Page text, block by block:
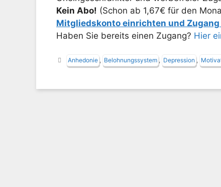
Kein Abo! (Schon ab 1,67€ für den
Mitgliedskonto einrichten und Zugang
Haben Sie bereits einen Zugang? Hier
Schlagwörter
Anhedonie , Belohnungssystem , Depression ,